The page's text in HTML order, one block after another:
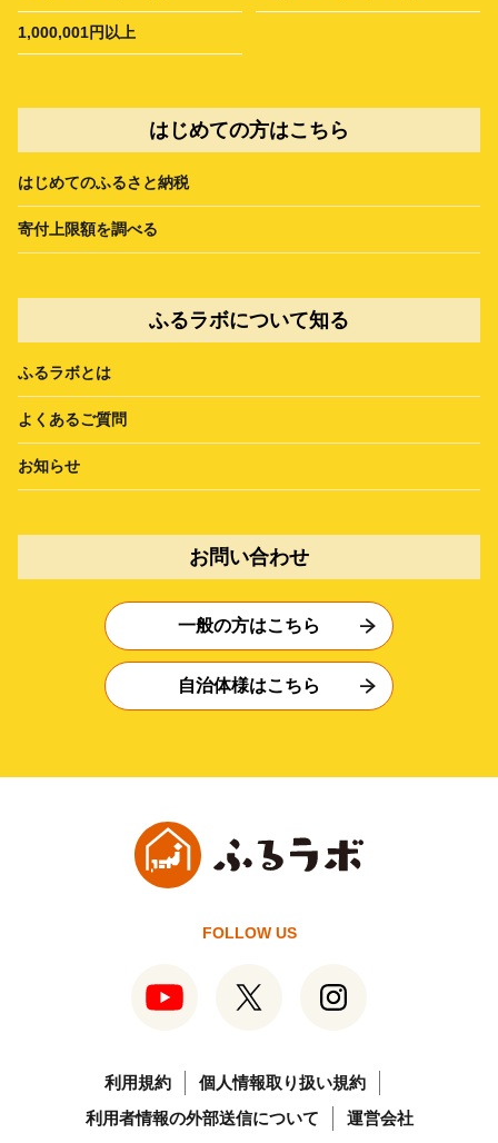
1,000,001円以上
はじめての方はこちら
はじめてのふるさと納税
寄付上限額を調べる
ふるラボについて知る
ふるラボとは
よくあるご質問
お知らせ
お問い合わせ
一般の方はこちら
自治体様はこちら
FOLLOW US
利用規約
個人情報取り扱い規約
利用者情報の外部送信について
運営会社